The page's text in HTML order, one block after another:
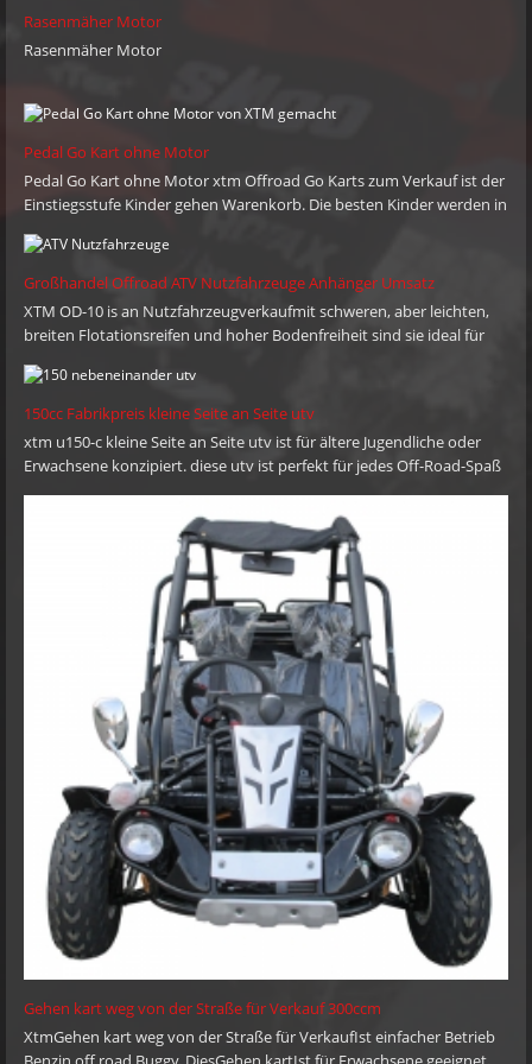
OEM, ODM und Agent Dienstleistungen für unsere Kunden auf
der ganzen Welt. Unsere Hauptmärkte sind Nordamerika,
Südamerika. ist der Zweck der XTM liefern Sie qualitativ
hoffen, mit Partnern wachsen auf der ganzen Welt und
nicht, uns zu kontaktieren: Telefon: + 86-576-80686209 Mobile: +
86 13958662281 E-Mail: sales@xtmmoto.com (sonnig)
sales01@xtmmoto.com (Ella) sales02@xtmmoto.com (Matt)
Rasenmäher Motor
Rasenmäher Motor
Pedal Go Kart ohne Motor
Pedal Go Kart ohne Motor xtm Offroad Go Karts zum Verkauf ist der
Einstiegsstufe Kinder gehen Warenkorb. Die besten Kinder werden in
Abhänge zu dicken, schlammigen Spuren zu bewältigen!Sie können
die gewünschte Geschwindigkeit einstellen, wenn Sie die Steuerung
Großhandel Offroad ATV Nutzfahrzeuge Anhänger Umsatz
XTM OD-10 is an Nutzfahrzeugverkaufmit schweren, aber leichten,
breiten Flotationsreifen und hoher Bodenfreiheit sind sie ideal für
tipping base further enhance their cargo handling capability.
150cc Fabrikpreis kleine Seite an Seite utv
xtm u150-c kleine Seite an Seite utv ist für ältere Jugendliche oder
Erwachsene konzipiert. diese utv ist perfekt für jedes Off-Road-Spaß
Gehen kart weg von der Straße für Verkauf 300ccm
XtmGehen kart weg von der Straße für VerkaufIst einfacher Betrieb